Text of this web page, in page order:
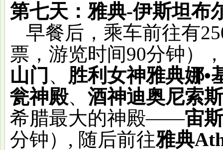
第七天：雅典-伊斯
早餐后，乘车前往有
票，游览时间90分钟）
山门 、 胜利女神雅典娜•
瓮神殿、 酒神迪奥尼索
希腊最大的神殿——宙
分钟）, 随后前往雅典